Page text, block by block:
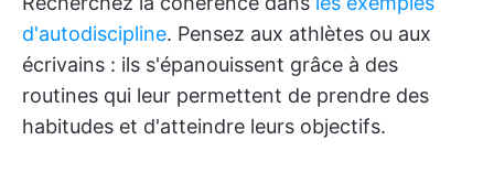
d'autodiscipline. Pensez aux athlètes ou aux
écrivains : ils s'épanouissent grâce à des
routines qui leur permettent de prendre des
habitudes et d'atteindre leurs objectifs.